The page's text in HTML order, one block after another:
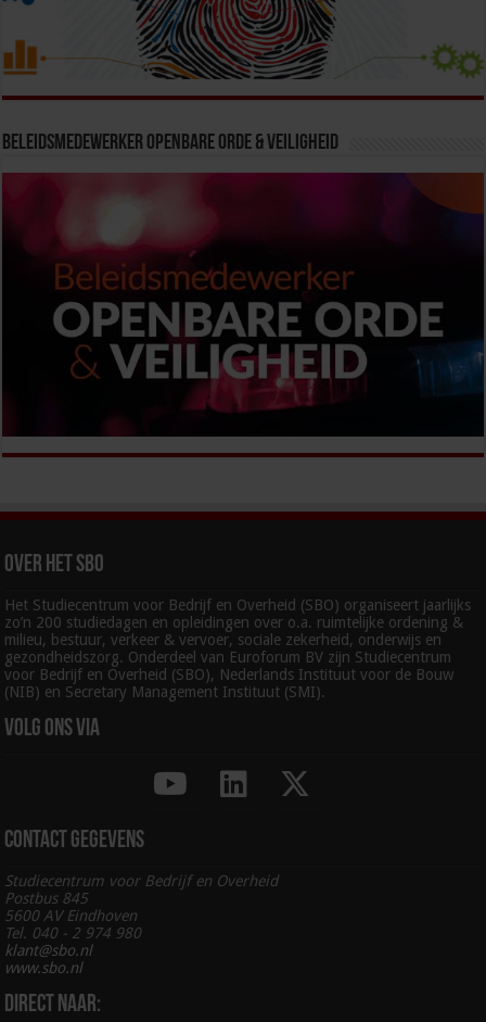
Beleidsmedewerker Openbare Orde & Veiligheid
Over het SBO
Het Studiecentrum voor Bedrijf en Overheid (SBO) organiseert jaarlijks
zo’n 200 studiedagen en opleidingen over o.a. ruimtelijke ordening &
milieu, bestuur, verkeer & vervoer, sociale zekerheid, onderwijs en
gezondheidszorg. Onderdeel van Euroforum BV zijn Studiecentrum
voor Bedrijf en Overheid (SBO), Nederlands Instituut voor de Bouw
(NIB) en Secretary Management Instituut (SMI).
Volg ons via
Contact gegevens
Studiecentrum voor Bedrijf en Overheid
Postbus 845
5600 AV Eindhoven
Tel. 040 - 2 974 980
klant@sbo.nl
www.sbo.nl
Direct naar: